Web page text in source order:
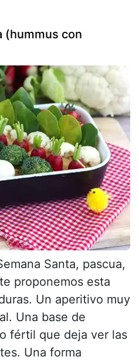
(hummus con
Santa, pascua,
proponemos esta
Un aperitivo muy
Una base de
fértil que deja ver las
Una forma